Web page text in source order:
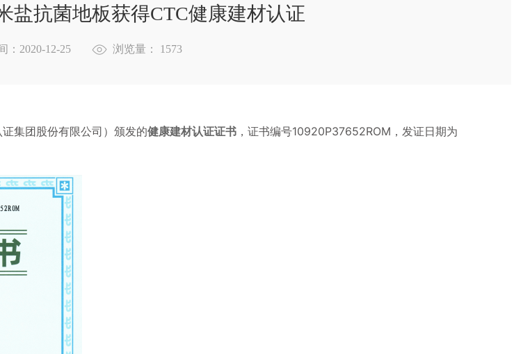
盐抗菌地板获得CTC健康建材认证
：2020-12-25 浏览量： 1573
集团股份有限公司）颁发的健康建材认证证书，证书编号10920P37652ROM，发证日期为